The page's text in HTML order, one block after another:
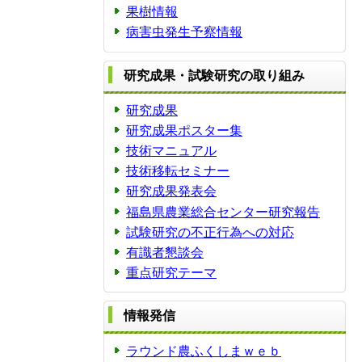
果樹情報
病害虫発生予察情報
研究成果・試験研究の取り組み
研究成果
研究成果ポスター集
技術マニュアル
技術移転セミナー
研究成果発表会
福島県農業総合センター研究報告
試験研究の不正行為への対応
有識者懇談会
重点研究テーマ
情報発信
ラウンド農ふくしまｗｅｂ